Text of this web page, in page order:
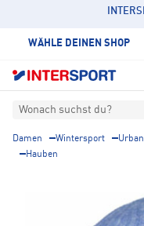
WÄHLE DEINEN SHOP
Wonach suchst du?
Damen Wintersport
Hauben